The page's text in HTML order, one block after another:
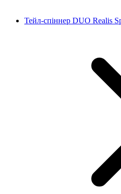
Тейл-спіннер DUO Realis